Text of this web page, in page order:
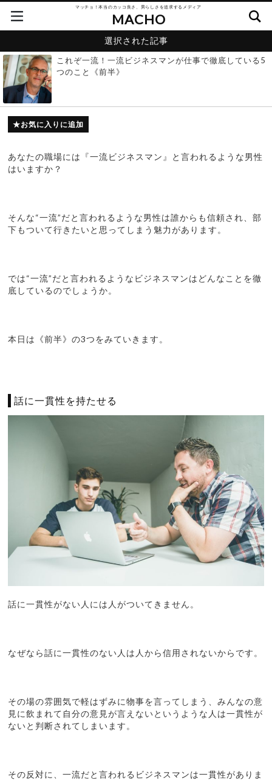
マッチョ！本当のカッコ良さ、男らしさを追求するメディア
MACHO
選択された記事
これぞ一流！一流ビジネスマンが仕事で徹底している5
つのこと《前半》
お気に入りに追加
あなたの職場には『一流ビジネスマン』と言われるような男性
はいますか？
そんな“一流”だと言われるような男性は誰からも信頼され、部
下もついて行きたいと思ってしまう魅力があります。
では“一流”だと言われるようなビジネスマンはどんなことを徹
底しているのでしょうか。
本日は《前半》の3つをみていきます。
話に一貫性を持たせる
話に一貫性がない人には人がついてきません。
なぜなら話に一貫性のない人は人から信用されないからです。
その場の雰囲気で軽はずみに物事を言ってしまう、みんなの意
見に飲まれて自分の意見が言えないというような人は一貫性が
ないと判断されてしまいます。
その反対に、一流だと言われるビジネスマンは一貫性がありま